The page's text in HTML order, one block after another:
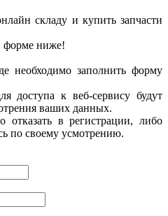
складу и купить запчасти
форме ниже!
необходимо заполнить форму
доступа к веб-сервису будут
ваших данных.
отказать в регистрации, либо
по своему усмотрению.